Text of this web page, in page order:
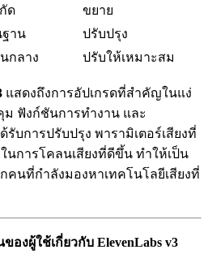
ด
ขยาย
าน
ปรับปรุง
กลาง ปรับให้เหมาะสม
แสดงถึงการอัปเกรดที่สำคัญในแง่
ฟังก์ชันการทำงาน และ
บการปรับปรุง พารามิเตอร์เสียงที่
นการโคลนเสียงที่ดีขึ้น ทำให้เป็น
คนที่กำลังมองหาเทคโนโลยีเสียงที่
งผู้ใช้เกี่ยวกับ ElevenLabs v3